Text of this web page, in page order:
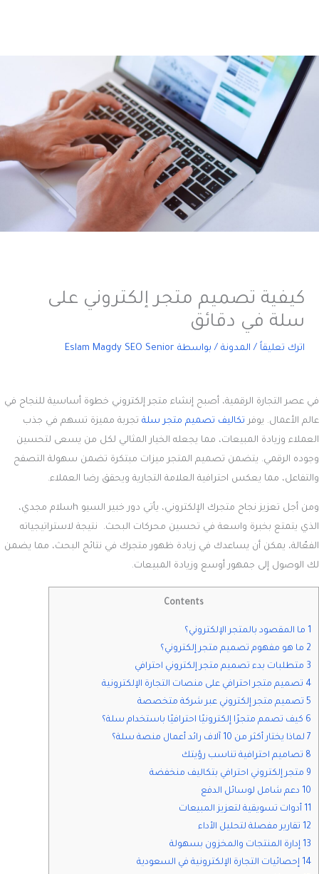
كيفية تصميم متجر إلكتروني على
سلة في دقائق
اترك تعليقاً / المدونة / بواسطة Eslam Magdy SEO Senior
في عصر التجارة الرقمية، أصبح إنشاء متجر إلكتروني خطوة أساسية للنجاح في
عالم الأعمال. يوفر تكاليف تصميم متجر سلة تجربة مميزة تسهم في جذب
العملاء وزيادة المبيعات، مما يجعله الخيار المثالي لكل من يسعى لتحسين
وجوده الرقمي. يتضمن تصميم المتجر ميزات مبتكرة تضمن سهولة التصفح
والتفاعل، مما يعكس احترافية العلامة التجارية ويحقق رضا العملاء.
ومن أجل تعزيز نجاح متجرك الإلكتروني، يأتي دور خبير السيو hسلام مجدي،
الذي يتمتع بخبرة واسعة في تحسين محركات البحث. نتيجة لاستراتيجياته
الفعّالة، يمكن أن يساعدك في زيادة ظهور متجرك في نتائج البحث، مما يضمن
لك الوصول إلى جمهور أوسع وزيادة المبيعات.
Contents
1 ما المقصود بالمتجر الإلكتروني؟
2 ما هو مفهوم تصميم متجر إلكتروني؟
3 متطلبات بدء تصميم متجر إلكتروني احترافي
4 تصميم متجر احترافي على منصات التجارة الإلكترونية
5 تصميم متجر إلكتروني عبر شركة متخصصة
6 كيف تصمم متجرًا إلكترونيًا احترافيًا باستخدام سلة؟
7 لماذا يختار أكثر من 10 آلاف رائد أعمال منصة سلة؟
8 تصاميم احترافية تناسب رؤيتك
9 متجر إلكتروني احترافي بتكاليف منخفضة
10 دعم شامل لوسائل الدفع
11 أدوات تسويقية لتعزيز المبيعات
12 تقارير مفصلة لتحليل الأداء
13 إدارة المنتجات والمخزون بسهولة
14 إحصائيات التجارة الإلكترونية في السعودية